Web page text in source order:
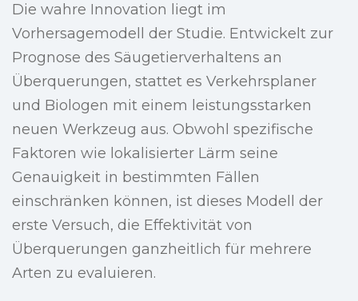
Die wahre Innovation liegt im
Vorhersagemodell der Studie. Entwickelt zur
Prognose des Säugetierverhaltens an
Überquerungen, stattet es Verkehrsplaner
und Biologen mit einem leistungsstarken
neuen Werkzeug aus. Obwohl spezifische
Faktoren wie lokalisierter Lärm seine
Genauigkeit in bestimmten Fällen
einschränken können, ist dieses Modell der
erste Versuch, die Effektivität von
Überquerungen ganzheitlich für mehrere
Arten zu evaluieren.